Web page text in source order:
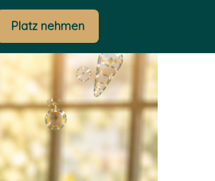
Platz nehmen